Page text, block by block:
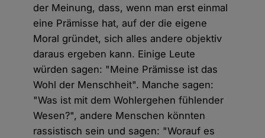
der Meinung, dass, wenn man erst einmal
eine Prämisse hat, auf der die eigene
Moral gründet, sich alles andere objektiv
daraus ergeben kann. Einige Leute
würden sagen: "Meine Prämisse ist das
Wohl der Menschheit". Manche sagen:
"Was ist mit dem Wohlergehen fühlender
Wesen?", andere Menschen könnten
rassistisch sein und sagen: "Worauf es